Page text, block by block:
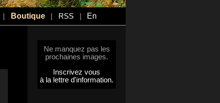
Boutique RSS En
Ne manquez pas les
prochaines images.
Inscrivez vous
à la lettre d'information.